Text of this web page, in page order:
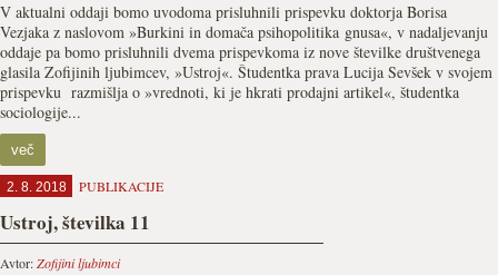
V aktualni oddaji bomo uvodoma prisluhnili prispevku doktorja Borisa
Vezjaka z naslovom »Burkini in domača psihopolitika gnusa«, v nadaljevanju
oddaje pa bomo prisluhnili dvema prispevkoma iz nove številke društvenega
glasila Zofijinih ljubimcev, »Ustroj«. Študentka prava Lucija Sevšek v svojem
prispevku razmišlja o »vrednoti, ki je hkrati prodajni artikel«, študentka
sociologije...
več
2. 8. 2018 PUBLIKACIJE
Ustroj, številka 11
Avtor:Zofijini ljubimci